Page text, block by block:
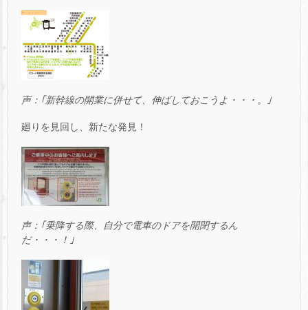
声：｢新幹線の開業に併せて、伸ばしておこうよ・・・。｣
廻りを見回し、新たな発見！
声：｢乗降する際、自分で電車のドアを開閉するん
だ・・・！｣